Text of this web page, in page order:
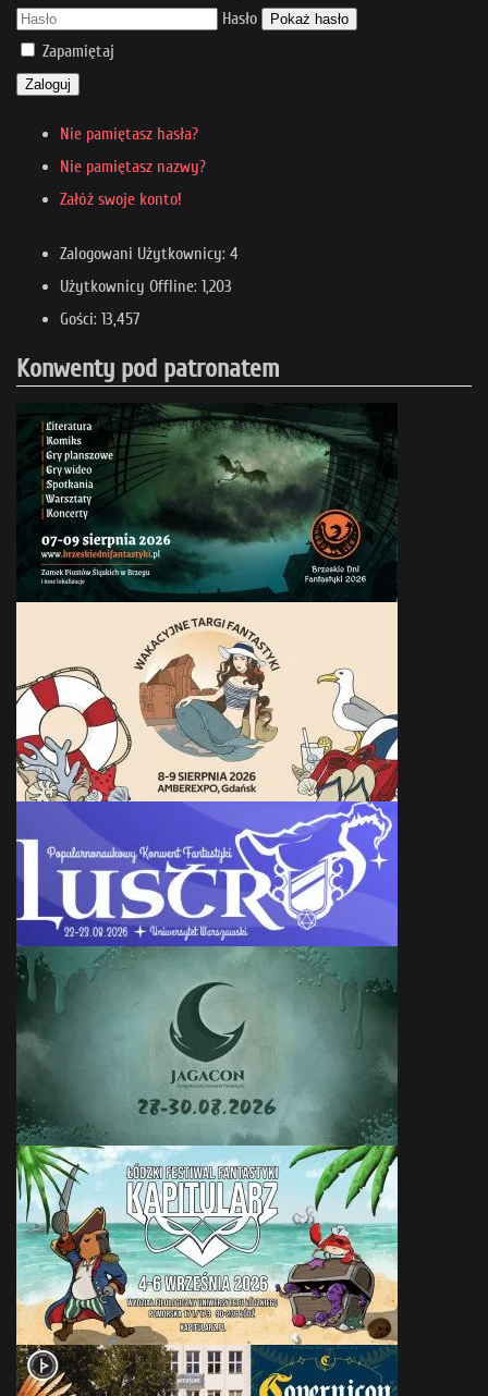
Hasło
Pokaż hasło
Zapamiętaj
Zaloguj
Nie pamiętasz hasła?
Nie pamiętasz nazwy?
Załóż swoje konto!
Zalogowani Użytkownicy: 4
Użytkownicy Offline: 1,203
Gości: 13,457
Konwenty pod patronatem